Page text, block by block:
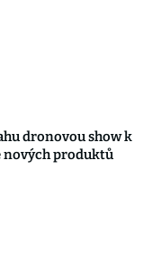
dronovou show k
produktů